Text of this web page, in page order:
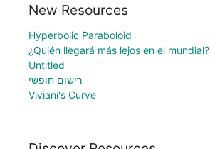
New Resources
Hyperbolic Paraboloid
¿Quién llegará más lejos en el mundial?
Untitled
רישום חופשי
Viviani's Curve